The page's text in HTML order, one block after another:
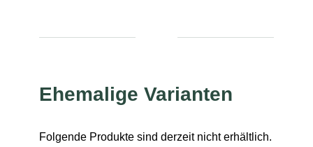
Ehemalige Varianten
Folgende Produkte sind derzeit nicht erhältlich.